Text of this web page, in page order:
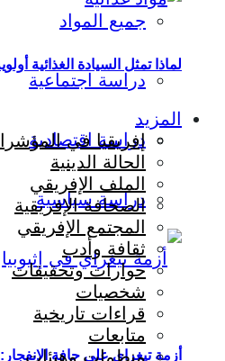
جميع المواد
دراسة اجتماعية
دراسة اقتصادية
دراسة سياسية
أزمة تيغراي على حافة
لماذا تمثل السيادة الغذائية
المزيد
إفريقيا في
الحالة الدينية
الملف الإفريقي
الصحافة الإفريقية
المجتمع الإفريقي
ثقافة وأدب
حوارات وتحقيقات
شخصيات
قراءات تاريخية
متابعات
منظمات وهيئات